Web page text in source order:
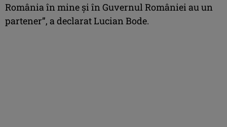
România în mine şi în Guvernul României au un
partener”, a declarat Lucian Bode.